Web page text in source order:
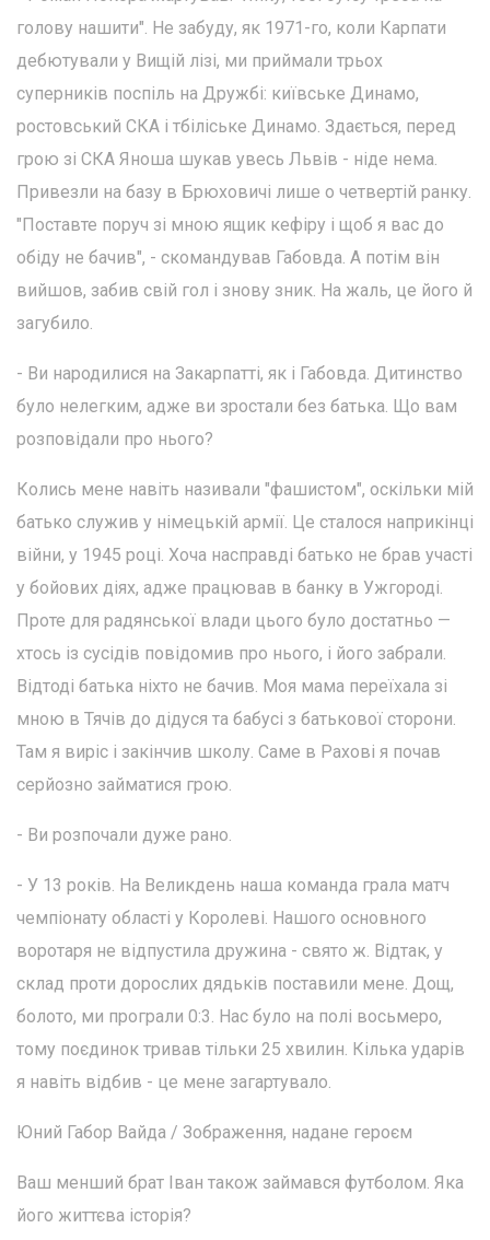
голову нашити". Не забуду, як 1971-го, коли Карпати
дебютували у Вищій лізі, ми приймали трьох
суперників поспіль на Дружбі: київське Динамо,
ростовський СКА і тбіліське Динамо. Здається, перед
грою зі СКА Яноша шукав увесь Львів - ніде нема.
Привезли на базу в Брюховичі лише о четвертій ранку.
"Поставте поруч зі мною ящик кефіру і щоб я вас до
обіду не бачив", - скомандував Габовда. А потім він
вийшов, забив свій гол і знову зник. На жаль, це його й
загубило.
- Ви народилися на Закарпатті, як і Габовда. Дитинство
було нелегким, адже ви зростали без батька. Що вам
розповідали про нього?
Колись мене навіть називали "фашистом", оскільки мій
батько служив у німецькій армії. Це сталося наприкінці
війни, у 1945 році. Хоча насправді батько не брав участі
у бойових діях, адже працював в банку в Ужгороді.
Проте для радянської влади цього було достатньо —
хтось із сусідів повідомив про нього, і його забрали.
Відтоді батька ніхто не бачив. Моя мама переїхала зі
мною в Тячів до дідуся та бабусі з батькової сторони.
Там я виріс і закінчив школу. Саме в Рахові я почав
серйозно займатися грою.
- Ви розпочали дуже рано.
- У 13 років. На Великдень наша команда грала матч
чемпіонату області у Королеві. Нашого основного
воротаря не відпустила дружина - свято ж. Відтак, у
склад проти дорослих дядьків поставили мене. Дощ,
болото, ми програли 0:3. Нас було на полі восьмеро,
тому поєдинок тривав тільки 25 хвилин. Кілька ударів
я навіть відбив - це мене загартувало.
Юний Габор Вайда / Зображення, надане героєм
Ваш менший брат Іван також займався футболом. Яка
його життєва історія?